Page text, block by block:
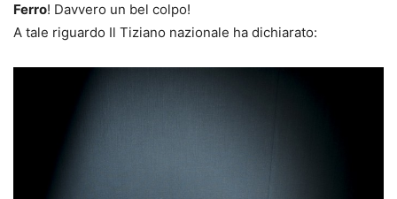
Ferro! Davvero un bel colpo!
A tale riguardo Il Tiziano nazionale ha dichiarato: